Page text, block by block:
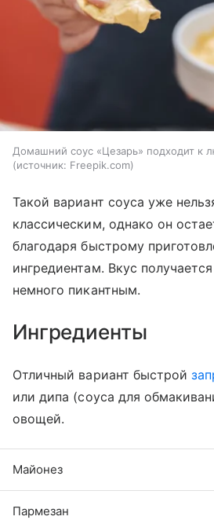
Домашний соус «Цезарь» подходит к
источник: Freepik.com
Такой вариант соуса уже
классическим, однако он
благодаря быстрому
ингредиентам. Вкус
немного пикантным.
Ингредиенты
Отличный вариант быстрой
или дипа (соуса для
овощей.
Майонез
Пармезан